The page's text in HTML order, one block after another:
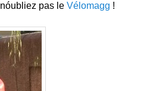
pas leVélomagg !